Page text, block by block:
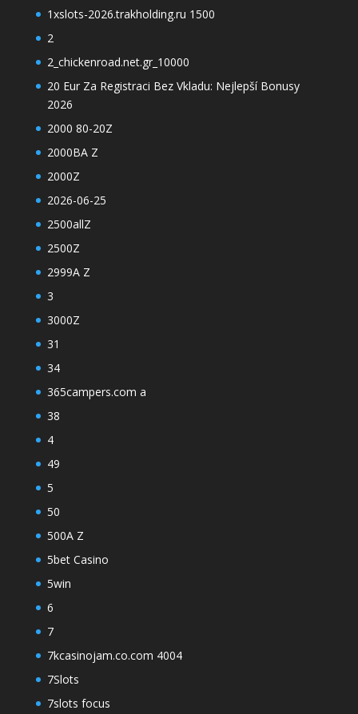
1xslots-2026.trakholding.ru 1500
2
2_chickenroad.net.gr_10000
20 Eur Za Registraci Bez Vkladu: Nejlepší Bonusy
2026
2000 80-20Z
2000BA Z
2000Z
2026-06-25
2500allZ
2500Z
2999A Z
3
3000Z
31
34
365campers.com a
38
4
49
5
50
500A Z
5bet Casino
5win
6
7
7kcasinojam.co.com 4004
7Slots
7slots focus